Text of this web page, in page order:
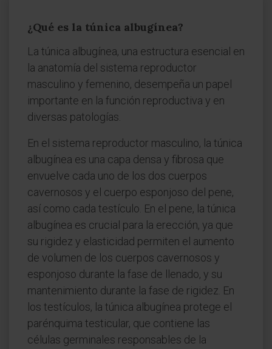
¿Qué es la túnica albugínea?
La túnica albugínea, una estructura esencial en
la anatomía del sistema reproductor
masculino y femenino, desempeña un papel
importante en la función reproductiva y en
diversas patologías.
En el sistema reproductor masculino, la túnica
albugínea es una capa densa y fibrosa que
envuelve cada uno de los dos cuerpos
cavernosos y el cuerpo esponjoso del pene,
así como cada testículo. En el pene, la túnica
albugínea es crucial para la erección, ya que
su rigidez y elasticidad permiten el aumento
de volumen de los cuerpos cavernosos y
esponjoso durante la fase de llenado, y su
mantenimiento durante la fase de rigidez. En
los testículos, la túnica albugínea protege el
parénquima testicular, que contiene las
células germinales responsables de la